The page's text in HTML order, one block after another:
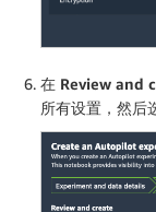
在 Review and
所有设置，然后